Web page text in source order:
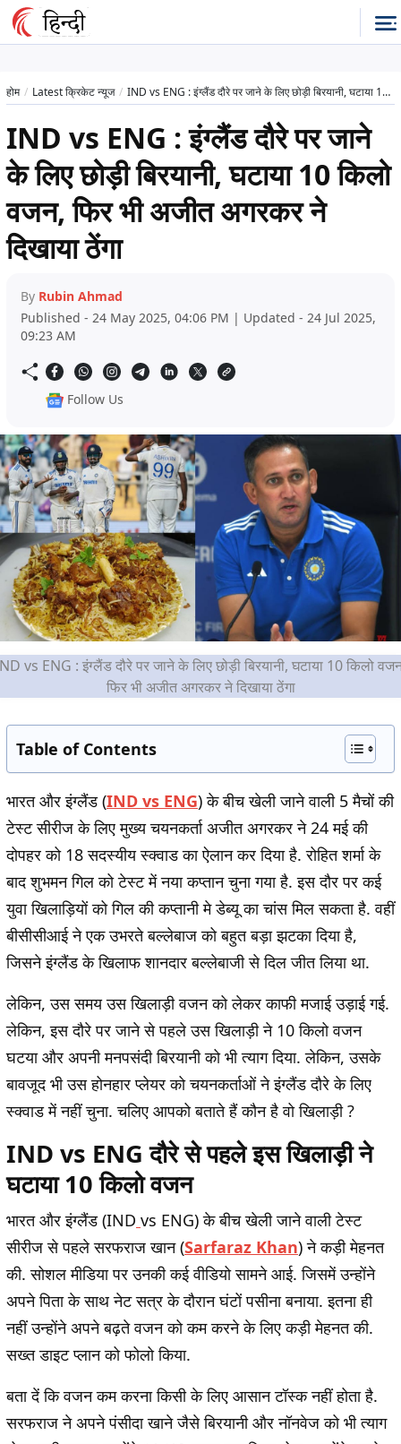
होम Latest क्रिकेट न्यूज IND vs ENG : इंग्लैंड दौरे पर जाने के लिए छोड़ी बिरयानी, घटाया 10 किलो वजन, फिर भी अजीत अगरकर ने दिखाया ठेंगा
IND vs ENG : इंग्लैंड दौरे पर जाने
के लिए छोड़ी बिरयानी, घटाया 10 किलो
वजन, फिर भी अजीत अगरकर ने
दिखाया ठेंगा
By Rubin Ahmad
Published - 24 May 2025, 04:06 PM | Updated - 24 Jul 2025,
09:23 AM
Follow Us
vs ENG : इंग्लैंड दौरे पर जाने के लिए छोड़ी बिरयानी, घटाया 10 किलो
फिर भी अजीत अगरकर ने दिखाया ठेंगा
Table of Contents
भारत और इंग्लैंड (IND vs ENG) के बीच खेली जाने वाली 5 मैचों की
टेस्ट सीरीज के लिए मुख्य चयनकर्ता अजीत अगरकर ने 24 मई की
दोपहर को 18 सदस्यीय स्क्वाड का ऐलान कर दिया है. रोहित शर्मा के
बाद शुभमन गिल को टेस्ट में नया कप्तान चुना गया है. इस दौर पर कई
युवा खिलाड़ियों को गिल की कप्तानी मे डेब्यू का चांस मिल सकता है. वहीं
बीसीसीआई ने एक उभरते बल्लेबाज को बहुत बड़ा झटका दिया है,
जिसने इंग्लैंड के खिलाफ शानदार बल्लेबाजी से दिल जीत लिया था.
लेकिन, उस समय उस खिलाड़ी वजन को लेकर काफी मजाई उड़ाई गई.
लेकिन, इस दौरे पर जाने से पहले उस खिलाड़ी ने 10 किलो वजन
घटया और अपनी मनपसंदी बिरयानी को भी त्याग दिया. लेकिन, उसके
बावजूद भी उस होनहार प्लेयर को चयनकर्ताओं ने इंग्लैंड दौरे के लिए
स्क्वाड में नहीं चुना. चलिए आपको बताते हैं कौन है वो खिलाड़ी ?
IND vs ENG दौरे से पहले इस खिलाड़ी ने
घटाया 10 किलो वजन
भारत और इंग्लैंड (IND vs ENG) के बीच खेली जाने वाली टेस्ट
सीरीज से पहले सरफराज खान (Sarfaraz Khan) ने कड़ी मेहनत
की. सोशल मीडिया पर उनकी कई वीडियो सामने आई. जिसमें उन्होंने
अपने पिता के साथ नेट सत्र के दौरान घंटों पसीना बनाया. इतना ही
नहीं उन्होंने अपने बढ़ते वजन को कम करने के लिए कड़ी मेहनत की.
सख्त डाइट प्लान को फोलो किया.
बता दें कि वजन कम करना किसी के लिए आसान टॉस्क नहीं होता है.
सरफराज ने अपने पंसीदा खाने जैसे बिरयानी और नॉनवेज को भी त्याग